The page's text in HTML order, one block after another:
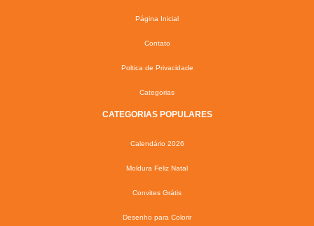
Página Inicial
Contato
Poltica de Privacidade
Categorias
CATEGORIAS POPULARES
Calendário 2026
Moldura Feliz Natal
Convites Grátis
Desenho para Colorir